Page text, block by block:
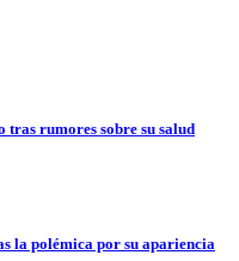
tras rumores sobre su salud
la polémica por su apariencia